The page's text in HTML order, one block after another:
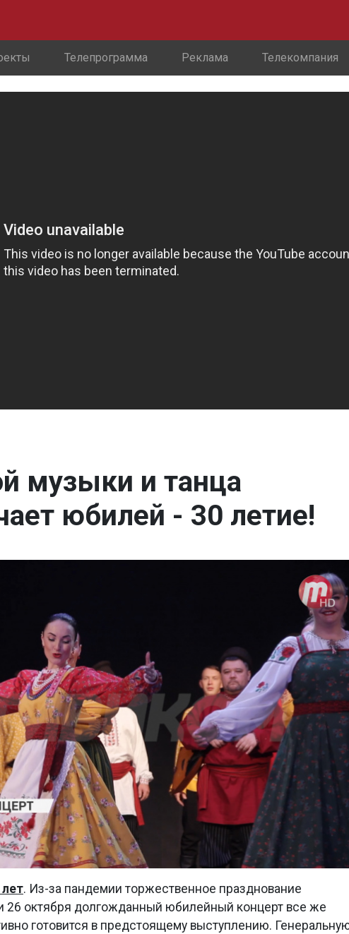
Телепрограмма Реклама Телекомпания
музыки и танца
юбилей - 30 летие!
. Из-за пандемии торжественное празднование
26 октября долгожданный юбилейный концерт все же
готовится в предстоящему выступлению.